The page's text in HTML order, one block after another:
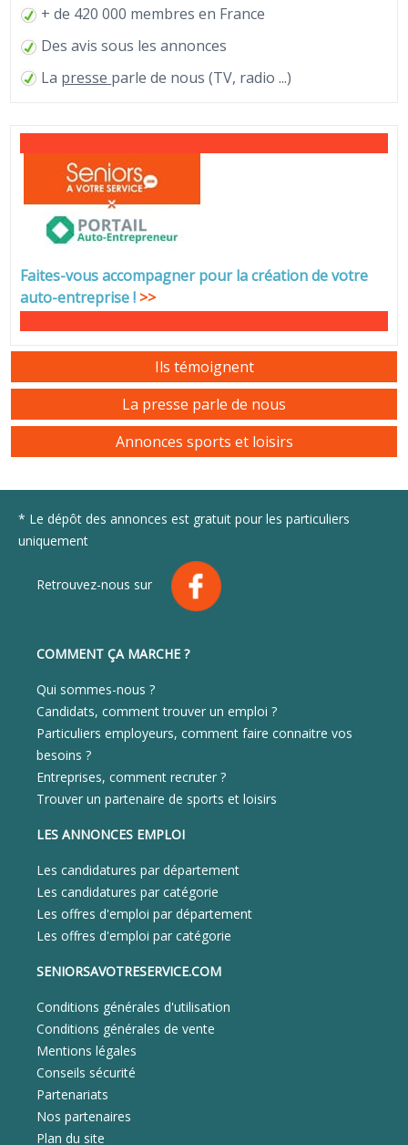
+ de 420 000 membres en France
Des avis sous les annonces
La presse parle de nous (TV, radio ...)
Faites-vous accompagner pour la création de votre
auto-entreprise! >>
Ils témoignent
La presse parle de nous
Annonces sports et loisirs
* Le dépôt des annonces est gratuit pour les particuliers
uniquement
Retrouvez-nous sur
COMMENT ÇA MARCHE ?
Qui sommes-nous ?
Candidats, comment trouver un emploi ?
Particuliers employeurs, comment faire connaitre vos
besoins ?
Entreprises, comment recruter ?
Trouver un partenaire de sports et loisirs
LES ANNONCES EMPLOI
Les candidatures par département
Les candidatures par catégorie
Les offres d'emploi par département
Les offres d'emploi par catégorie
SENIORSAVOTRESERVICE.COM
Conditions générales d'utilisation
Conditions générales de vente
Mentions légales
Conseils sécurité
Partenariats
Nos partenaires
Plan du site